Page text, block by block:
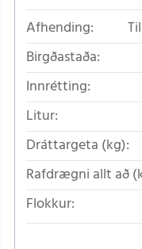
Afhending:
Birgðastaða:
Innrétting:
Litur:
Dráttargeta (kg):
Rafdrægni allt að
Flokkur: